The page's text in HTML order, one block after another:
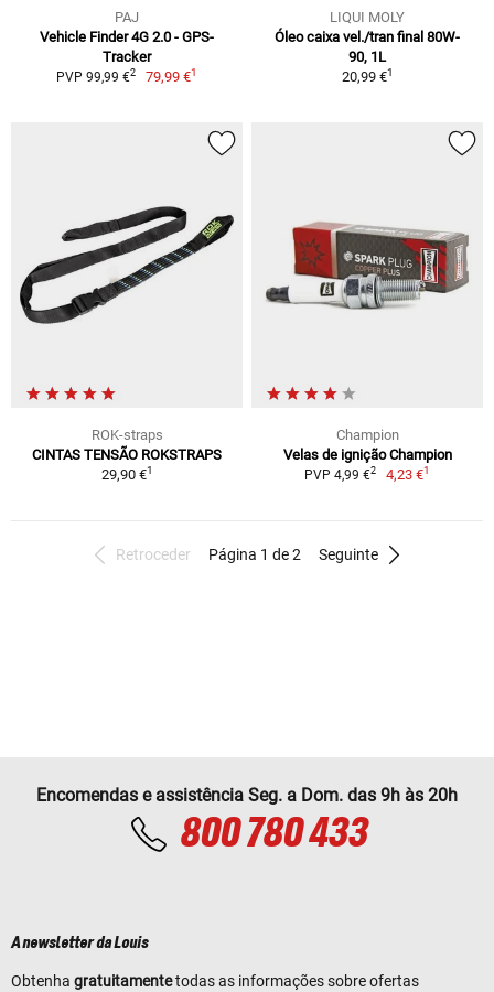
PAJ
Vehicle Finder 4G 2.0 - GPS-
Tracker
PVP 99,99 €2 79,99 €1
LIQUI MOLY
Óleo caixa vel./tran final 80W-
90, 1L
20,99 €1
ROK-straps
CINTAS TENSÃO ROKSTRAPS
29,90 €1
Champion
Velas de ignição Champion
PVP 4,99 €2 4,23 €1
Retroceder Página 1 de 2 Seguinte
Encomendas e assistência Seg. a Dom. das 9h às 20h
800 780 433
A newsletter da Louis
Obtenha gratuitamentetodas as informações sobre ofertas